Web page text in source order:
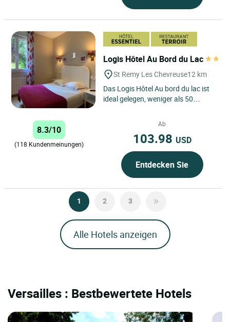
Logis Hôtel Au Bord du Lac
St Remy Les Chevreuse12 km
Das Logis Hôtel Au bord du lac ist
ideal gelegen, weniger als 50
entfernt, und empfängt...
8.3/10
(118 Kundenmeinungen)
Ab
103.98 USD
Entdecken Sie
1 2 3
Alle Hotels anzeigen
Versailles : Bestbewertete Hotels